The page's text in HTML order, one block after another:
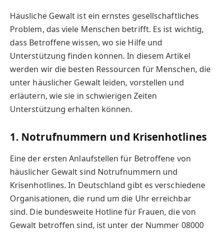
Häusliche Gewalt ist ein ernstes gesellschaftliches
Problem, das viele Menschen betrifft. Es ist wichtig,
dass Betroffene wissen, wo sie Hilfe und
Unterstützung finden können. In diesem Artikel
werden wir die besten Ressourcen für Menschen, die
unter häuslicher Gewalt leiden, vorstellen und
erläutern, wie sie in schwierigen Zeiten
Unterstützung erhalten können.
1. Notrufnummern und Krisenhotlines
Eine der ersten Anlaufstellen für Betroffene von
häuslicher Gewalt sind Notrufnummern und
Krisenhotlines. In Deutschland gibt es verschiedene
Organisationen, die rund um die Uhr erreichbar
sind. Die bundesweite Hotline für Frauen, die von
Gewalt betroffen sind, ist unter der Nummer 08000